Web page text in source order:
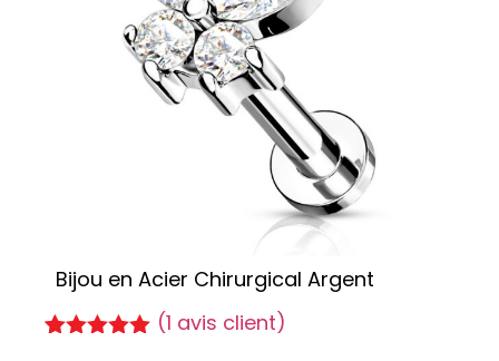
Bijou en Acier Chirurgical Argent
(1 avis client)